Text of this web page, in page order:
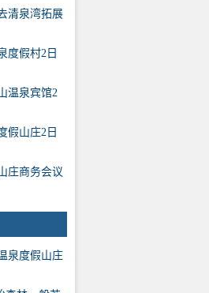
清泉湾拓展
度假村2日
温泉宾馆2
假山庄2日
庄商务会议
泉度假山庄